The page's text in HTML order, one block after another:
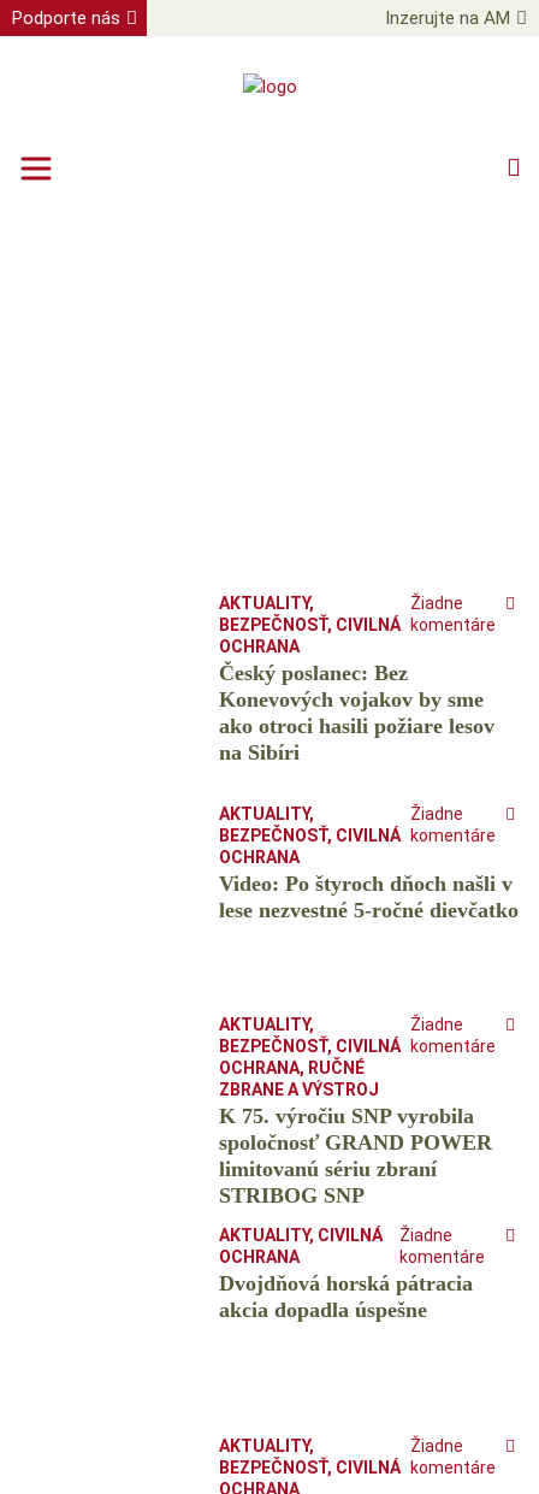
Podporte nás Inzerujte na AM
AKTUALITY,
BEZPEČNOSŤ, CIVILNÁ
OCHRANA
Žiadne
komentáre
Český poslanec: Bez
Konevových vojakov by sme
ako otroci hasili požiare lesov
na Sibíri
AKTUALITY,
BEZPEČNOSŤ, CIVILNÁ
OCHRANA
Žiadne
komentáre
Video: Po štyroch dňoch našli v
lese nezvestné 5-ročné dievčatko
AKTUALITY,
BEZPEČNOSŤ, CIVILNÁ
OCHRANA, RUČNÉ
ZBRANE A VÝSTROJ
Žiadne
komentáre
K 75. výročiu SNP vyrobila
spoločnosť GRAND POWER
limitovanú sériu zbraní
STRIBOG SNP
AKTUALITY, CIVILNÁ
OCHRANA
Žiadne
komentáre
Dvojdňová horská pátracia
akcia dopadla úspešne
AKTUALITY,
BEZPEČNOSŤ, CIVILNÁ
OCHRANA
Žiadne
komentáre